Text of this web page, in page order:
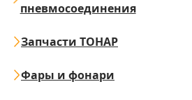
пневмосоединения
Запчасти ТОНАР
Фары и фонари